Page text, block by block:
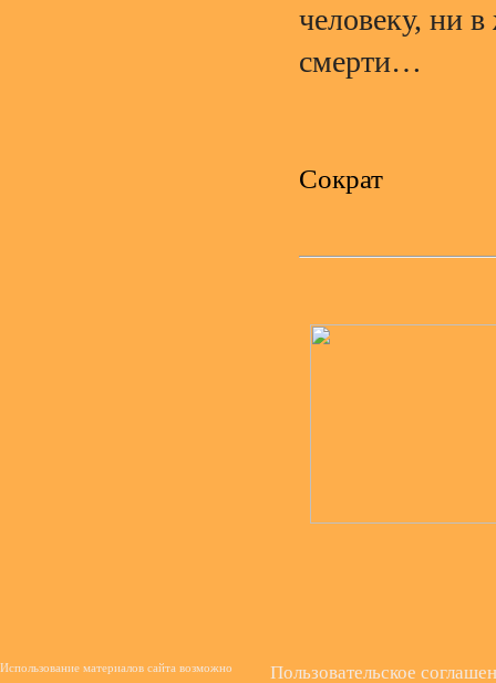
человеку, ни
смерти…
Сократ
Использование материалов сайта возможно
Пользовательское